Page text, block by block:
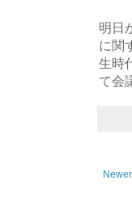
明日
に関
生時
て会